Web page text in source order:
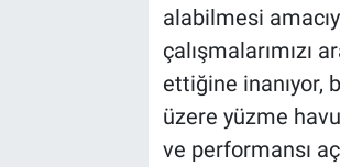
alabilmesi
çalışmalarımızı
ettiğine inanıyor,
üzere yüzme
ve performansı